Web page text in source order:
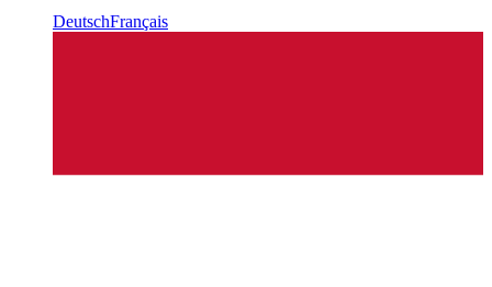
DeutschFrançais